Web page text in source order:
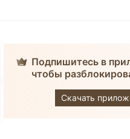
Подпишитесь в
чтобы
Скачать